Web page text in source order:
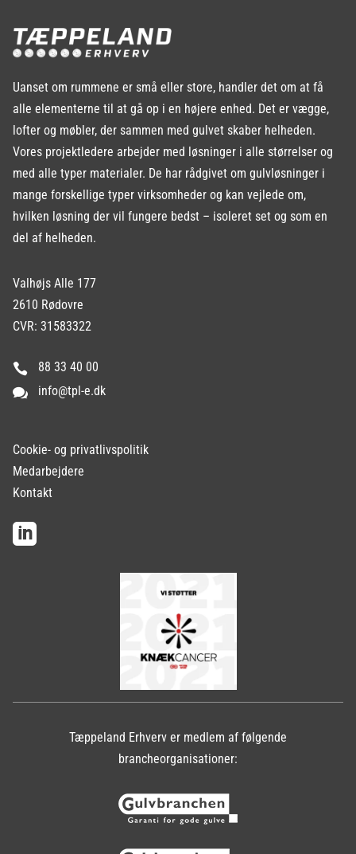
Uanset om rummene er små eller store, handler det om at få
alle elementerne til at gå op i en højere enhed. Det er vægge,
lofter og møbler, der sammen med gulvet skaber helheden.
Vores projektledere arbejder med løsninger i alle størrelser og
med alle typer materialer. De har rådgivet om gulvløsninger i
mange forskellige typer virksomheder og kan vejlede om,
hvilken løsning der vil fungere bedst – isoleret set og som en
del af helheden.
Valhøjs Alle 177
2610 Rødovre
CVR: 31583322

88 33 40 00

info@tpl-e.dk
Cookie- og privatlivspolitik
Medarbejdere
Kontakt

Tæppeland Erhverv er medlem af følgende
brancheorganisationer: